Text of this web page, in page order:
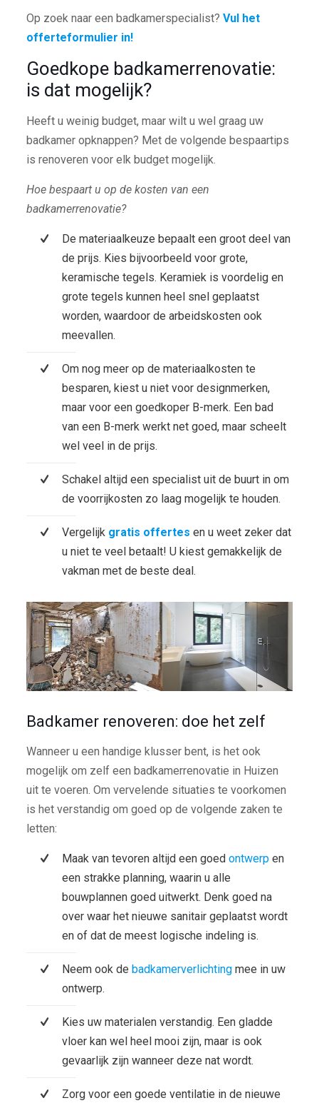
Op zoek naar een badkamerspecialist? Vul het
offerteformulier in!
Goedkope badkamerrenovatie:
is dat mogelijk?
Heeft u weinig budget, maar wilt u wel graag uw
badkamer opknappen? Met de volgende bespaartips
is renoveren voor elk budget mogelijk.
Hoe bespaart u op de kosten van een
badkamerrenovatie?
De materiaalkeuze bepaalt een groot deel van
de prijs. Kies bijvoorbeeld voor grote,
keramische tegels. Keramiek is voordelig en
grote tegels kunnen heel snel geplaatst
worden, waardoor de arbeidskosten ook
meevallen.
Om nog meer op de materiaalkosten te
besparen, kiest u niet voor designmerken,
maar voor een goedkoper B-merk. Een bad
van een B-merk werkt net goed, maar scheelt
wel veel in de prijs.
Schakel altijd een specialist uit de buurt in om
de voorrijkosten zo laag mogelijk te houden.
Vergelijk gratis offertes en u weet zeker dat
u niet te veel betaalt! U kiest gemakkelijk de
vakman met de beste deal.
Badkamer renoveren: doe het zelf
Wanneer u een handige klusser bent, is het ook
mogelijk om zelf een badkamerrenovatie in Huizen
uit te voeren. Om vervelende situaties te voorkomen
is het verstandig om goed op de volgende zaken te
letten:
Maak van tevoren altijd een goed ontwerp en
een strakke planning, waarin u alle
bouwplannen goed uitwerkt. Denk goed na
over waar het nieuwe sanitair geplaatst wordt
en of dat de meest logische indeling is.
Neem ook de badkamerverlichtingmee in uw
ontwerp.
Kies uw materialen verstandig. Een gladde
vloer kan wel heel mooi zijn, maar is ook
gevaarlijk zijn wanneer deze nat wordt.
Zorg voor een goede ventilatie in de nieuwe